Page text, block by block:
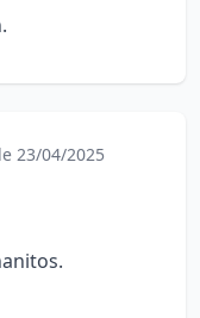
23/04/2025